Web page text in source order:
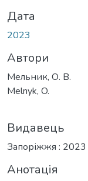
Дата
2023
Автори
Мельник, О. В.
Melnyk, O.
Видавець
Запоріжжя : 2023
Анотація